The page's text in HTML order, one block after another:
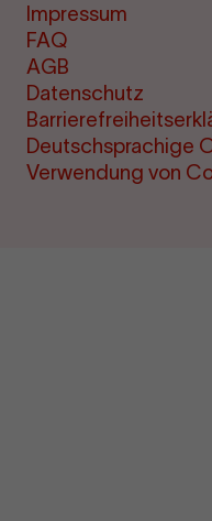
Impressum
FAQ
AGB
Datenschutz
Deutschsprachige
Verwendung von